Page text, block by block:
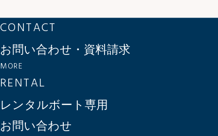
CONTACT
お問い合わせ・資料請求
MORE
RENTAL
レンタルボート専用
お問い合わせ